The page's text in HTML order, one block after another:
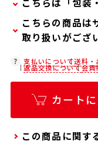
こちらは「包装
弊社での包装・
カートに入れた
(330円/個)設定
い。
「包装・のしサ
バッグは含まれ
バッグを希望さ
願いいたします。
こちらの商品は
取り扱いがござ
在庫状況につき
ご確認ください
店舗紹介ペー
支払いについて送料・
返品交換について会員
カート
この商品に関す